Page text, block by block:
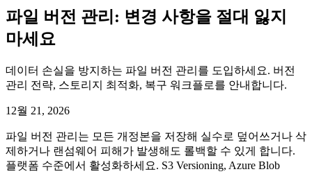
파일 버전 관리: 변경 사항을 절대 잃지
마세요
데이터 손실을 방지하는 파일 버전 관리를 도입하세요. 버전
관리 전략, 스토리지 최적화, 복구 워크플로를 안내합니다.
12월 21, 2026
파일 버전 관리는 모든 개정본을 저장해 실수로 덮어쓰거나 삭
제하거나 랜섬웨어 피해가 발생해도 롤백할 수 있게 합니다.
플랫폼 수준에서 활성화하세요. S3 Versioning, Azure Blob